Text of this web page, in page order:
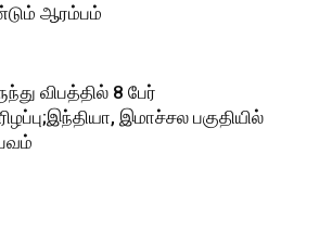
ஆரம்பம்
விபத்தில் 8 பேர்
இமாச்சல பகுதியில்